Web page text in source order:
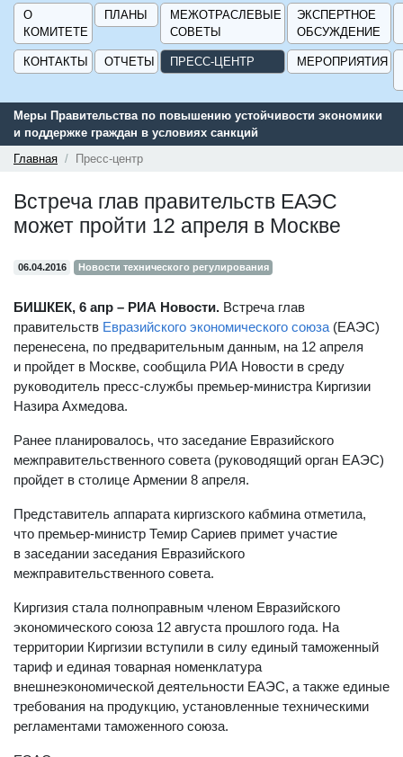
О
КОМИТЕТЕ
ПЛАНЫ
МЕЖОТРАСЛЕВЫЕ
СОВЕТЫ
ЭКСПЕРТНОЕ
ОБСУЖДЕНИЕ
КОНТАКТЫ ОТЧЕТЫ ПРЕСС-ЦЕНТР МЕРОПРИЯТИЯ
Меры Правительства по повышению устойчивости экономики
и поддержке граждан в условиях санкций
Главная
Пресс-центр
Встреча глав правительств ЕАЭС
может пройти 12 апреля в Москве
06.04.2016 Новости технического регулирования
БИШКЕК, 6 апр – РИА Новости. Встреча глав
правительств Евразийского экономического союза (ЕАЭС)
перенесена, по предварительным данным, на 12 апреля
и пройдет в Москве, сообщила РИА Новости в среду
руководитель пресс-службы премьер-министра Киргизии
Назира Ахмедова.
Ранее планировалось, что заседание Евразийского
межправительственного совета (руководящий орган ЕАЭС)
пройдет в столице Армении 8 апреля.
Представитель аппарата киргизского кабмина отметила,
что премьер-министр Темир Сариев примет участие
в заседании заседания Евразийского
межправительственного совета.
Киргизия стала полноправным членом Евразийского
экономического союза 12 августа прошлого года. На
территории Киргизии вступили в силу единый таможенный
тариф и единая товарная номенклатура
внешнеэкономической деятельности ЕАЭС, а также единые
требования на продукцию, установленные техническими
регламентами таможенного союза.